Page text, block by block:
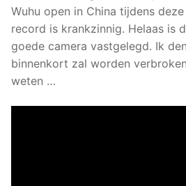
Wuhu open in China tijdens
record is krankzinnig. Helaas is
goede camera vastgelegd. Ik
binnenkort zal worden
weten …